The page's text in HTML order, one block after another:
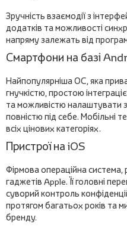
Зручність взаємодії з
додатків та можливості
напряму залежать від
Смартфони на базі
Найпопулярніша ОС, яка
гнучкістю, простою
та можливістю налаштувати
повністю під себе. Мобільні
всіх цінових категоріях.
Пристрої на iOS
Фірмова операційна
гаджетів Apple. Її головні
суворий контроль
протягом багатьох років та
бренду.